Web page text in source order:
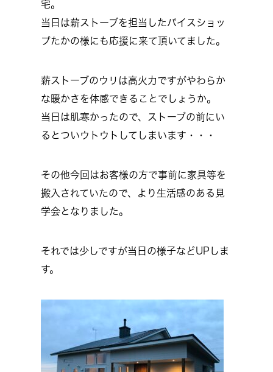
宅。
当日は薪ストーブを担当したパイスショッ
プたかの様にも応援に来て頂いてました。
薪ストーブのウリは高火力ですがやわらか
な暖かさを体感できることでしょうか。
当日は肌寒かったので、ストーブの前にい
るとついウトウトしてしまいます・・・
その他今回はお客様の方で事前に家具等を
搬入されていたので、より生活感のある見
学会となりました。
それでは少しですが当日の様子などUPしま
す。